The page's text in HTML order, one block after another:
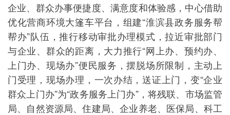
企业、群众办事便捷度、满意度和体验感，中心借助
优化营商环境大篷车平台，组建“淮滨县政务服务帮
帮办”队伍，推行移动审批办理模式，拉近审批部门
与企业、群众的距离，大力推行“网上办、预约办、
上门办、现场办”便民服务，摆脱场所限制，主动上
门受理，现场办理，一次办结，送证上门，变“企业
群众上门办”为“政务服务上门办”，将残联、市场监管
局、自然资源局、住建局、企业养老、医保局、科工